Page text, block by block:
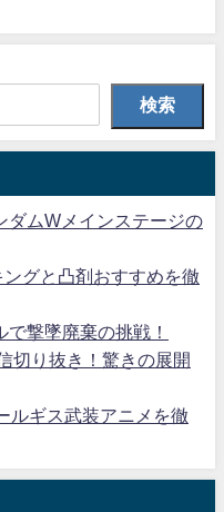
検索
ダムWメインステージの
グと凸剤おすすめを徹
撃墜廃棄の挑戦！
切り抜き！驚きの展開
ルギス武装アニメを徹